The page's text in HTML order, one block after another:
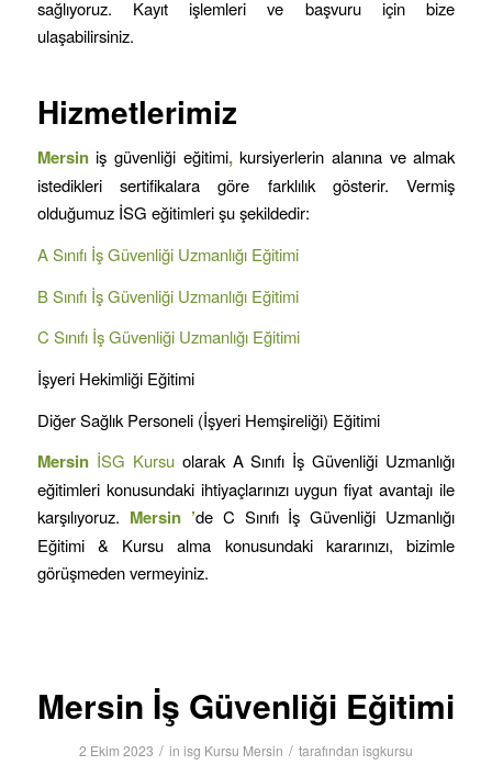
sağlıyoruz. Kayıt işlemleri ve başvuru için bize
ulaşabilirsiniz.
Hizmetlerimiz
Mersiniş güvenliği eğitimi,kursiyerlerin alanına ve almak
istedikleri sertifikalara göre farklılık gösterir. Vermiş
olduğumuz İSG eğitimleri şu şekildedir:
A Sınıfı İş Güvenliği Uzmanlığı Eğitimi
B Sınıfı İş Güvenliği Uzmanlığı Eğitimi
C Sınıfı İş Güvenliği Uzmanlığı Eğitimi
İşyeri Hekimliği Eğitimi
Diğer Sağlık Personeli (İşyeri Hemşireliği) Eğitimi
Mersin İSG Kursuolarak A Sınıfı İş Güvenliği Uzmanlığı
eğitimleri konusundaki ihtiyaçlarınızı uygun fiyat avantajı ile
karşılıyoruz. Mersin ’de C Sınıfı İş Güvenliği Uzmanlığı
Eğitimi & Kursu alma konusundaki kararınızı, bizimle
görüşmeden vermeyiniz.
Mersin İş Güvenliği Eğitimi
2 Ekim 2023 / in isg Kursu Mersin / tarafından isgkursu